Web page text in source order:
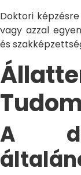
Doktori
vagy azzal
és
A